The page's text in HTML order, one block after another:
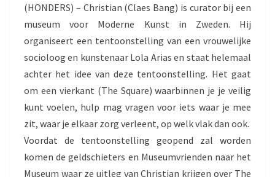
(HONDERS) – Christian (Claes Bang) is curator bij een
museum voor Moderne Kunst in Zweden. Hij
organiseert een tentoonstelling van een vrouwelijke
socioloog en kunstenaar Lola Arias en staat helemaal
achter het idee van deze tentoonstelling. Het gaat
om een vierkant (The Square) waarbinnen je je veilig
kunt voelen, hulp mag vragen voor iets waar je mee
zit, waar je elkaar zorg verleent, op welk vlak dan ook.
Voordat de tentoonstelling geopend zal worden
komen de geldschieters en Museumvrienden naar het
Museum waar ze uitleg van Christian krijgen over The